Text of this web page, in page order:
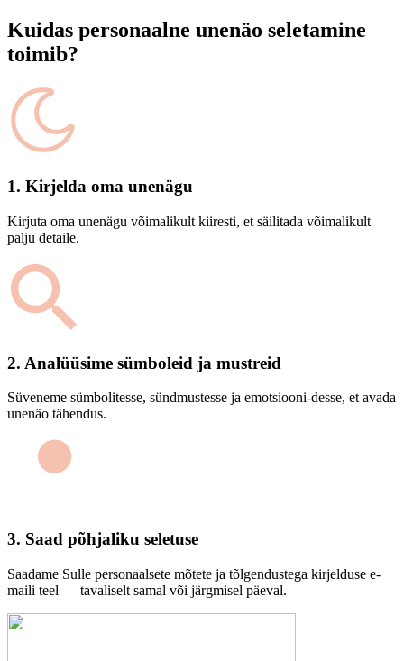
Kuidas personaalne unenäo seletamine
toimib?
1. Kirjelda oma unenägu
Kirjuta oma unenägu võimalikult kiiresti, et säilitada võimalikult
palju detaile.
2. Analüüsime sümboleid ja mustreid
Süveneme sümbolitesse, sündmustesse ja emotsiooni-desse, et avada
unenäo tähendus.
3. Saad põhjaliku seletuse
Saadame Sulle personaalsete mõtete ja tõlgendustega kirjelduse e-
maili teel — tavaliselt samal või järgmisel päeval.